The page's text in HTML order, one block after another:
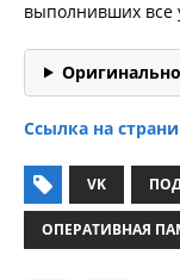
выполнивших все
Ссылка на
VK
ОПЕРАТИВНАЯ